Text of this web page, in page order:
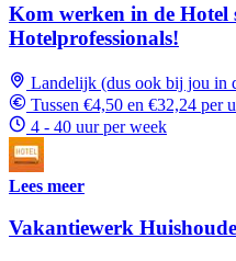
Kom werken in de Hotel
Hotelprofessionals!
Landelijk (dus ook bij jou in
Tussen €4,50 en €32,24 per
4 - 40 uur per week
Lees meer
Vakantiewerk